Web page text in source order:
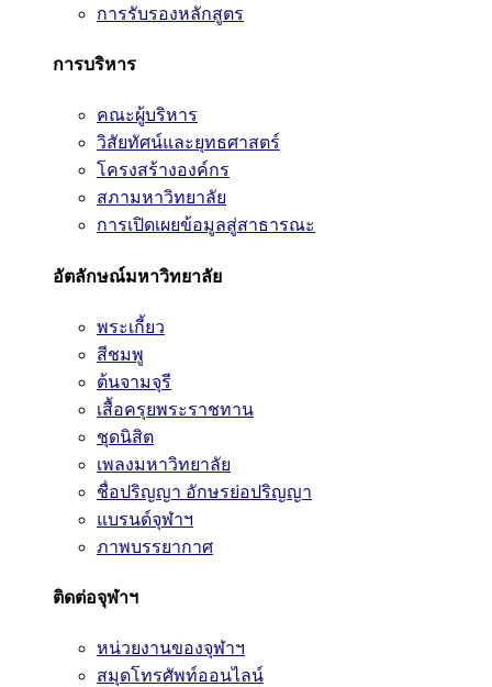
การรับรองหลักสูตร
การบริหาร
คณะผู้บริหาร
วิสัยทัศน์และยุทธศาสตร์
โครงสร้างองค์กร
สภามหาวิทยาลัย
การเปิดเผยข้อมูลสู่สาธารณะ
อัตลักษณ์มหาวิทยาลัย
พระเกี้ยว
สีชมพู
ต้นจามจุรี
เสื้อครุยพระราชทาน
ชุดนิสิต
เพลงมหาวิทยาลัย
ชื่อปริญญา อักษรย่อปริญญา
แบรนด์จุฬาฯ
ภาพบรรยากาศ
ติดต่อจุฬาฯ
หน่วยงานของจุฬาฯ
สมุดโทรศัพท์ออนไลน์